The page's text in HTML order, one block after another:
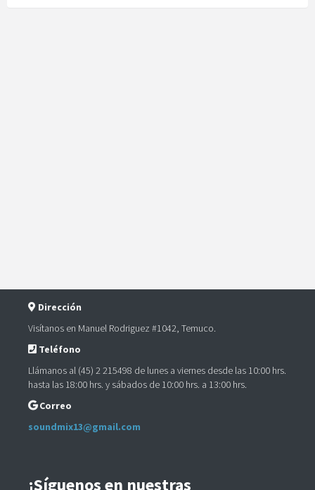
Dirección
Visítanos en Manuel Rodriguez #1042, Temuco.
Teléfono
Llámanos al (45) 2 215498 de lunes a viernes desde las 10:00 hrs.
hasta las 18:00 hrs. y sábados de 10:00 hrs. a 13:00 hrs.
Correo
soundmix13@gmail.com
¡Síguenos en nuestras